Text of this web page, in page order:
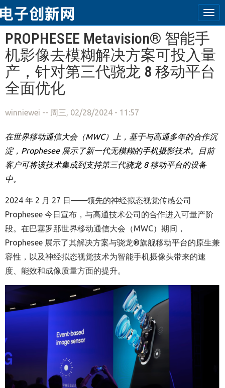
跳转到主要内容
PROPHESEE Metavision® 智能手
机影像去模糊解决方案可投入量
产，针对第三代骁龙 8 移动平台
全面优化
winniewei -- 周三, 02/28/2024 - 11:57
在世界移动通信大会（MWC）上，基于与高通多年的合作沉
淀， Prophesee 展示了新一代无模糊的手机摄影技术。目前
客户可将该技术集成到支持第三代骁龙8移动平台的设备
中。
2024 年 2 月 27 日——领先的神经拟态视觉传感公司
Prophesee 今日宣布，与高通技术公司的合作进入可量产阶
段。在巴塞罗那世界移动通信大会（MWC）期间，
Prophesee 展示了其解决方案与骁龙®旗舰移动平台的原生兼
容性 ， 以及神经拟态视觉技术为智能手机摄像头带来的速
度、 能效和成像质量方面的提升。